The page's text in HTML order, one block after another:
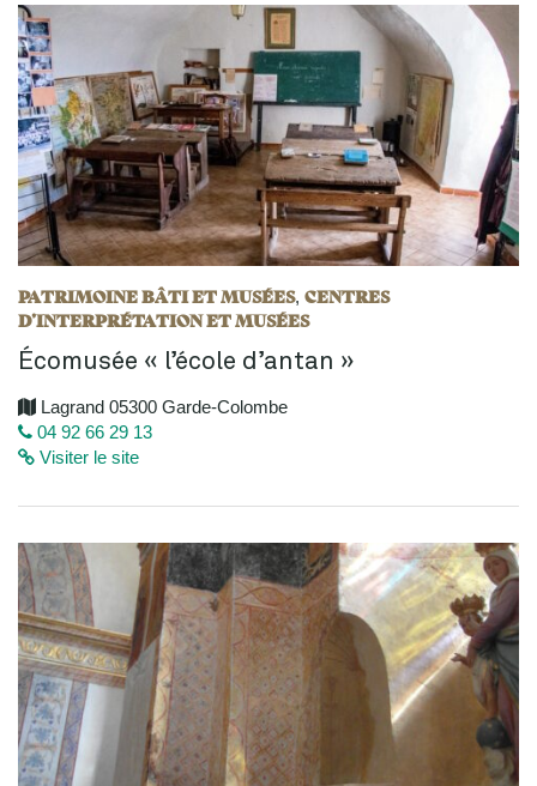
PATRIMOINE BÂTI ET MUSÉES, CENTRES
D’INTERPRÉTATION ET MUSÉES
Écomusée « l’école d’antan »
Lagrand 05300 Garde-Colombe
04 92 66 29 13
Visiter le site